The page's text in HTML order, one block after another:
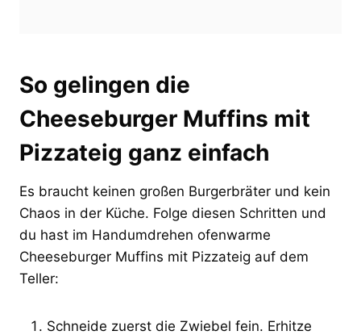
So gelingen die
Cheeseburger Muffins mit
Pizzateig ganz einfach
Es braucht keinen großen Burgerbräter und kein
Chaos in der Küche. Folge diesen Schritten und
du hast im Handumdrehen ofenwarme
Cheeseburger Muffins mit Pizzateig auf dem
Teller:
Schneide zuerst die Zwiebel fein. Erhitze